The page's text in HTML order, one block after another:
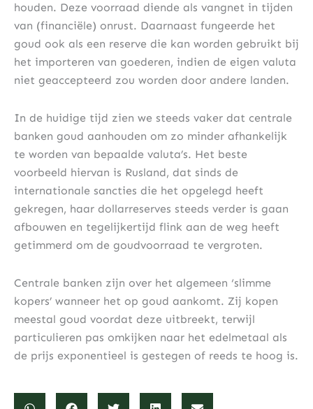
houden. Deze voorraad diende als vangnet in tijden
van (financiële) onrust. Daarnaast fungeerde het
goud ook als een reserve die kan worden gebruikt bij
het importeren van goederen, indien de eigen valuta
niet geaccepteerd zou worden door andere landen.
In de huidige tijd zien we steeds vaker dat centrale
banken goud aanhouden om zo minder afhankelijk
te worden van bepaalde valuta’s. Het beste
voorbeeld hiervan is Rusland, dat sinds de
internationale sancties die het opgelegd heeft
gekregen, haar dollarreserves steeds verder is gaan
afbouwen en tegelijkertijd flink aan de weg heeft
getimmerd om de goudvoorraad te vergroten.
Centrale banken zijn over het algemeen ‘slimme
kopers’ wanneer het op goud aankomt. Zij kopen
meestal goud voordat deze uitbreekt, terwijl
particulieren pas omkijken naar het edelmetaal als
de prijs exponentieel is gestegen of reeds te hoog is.